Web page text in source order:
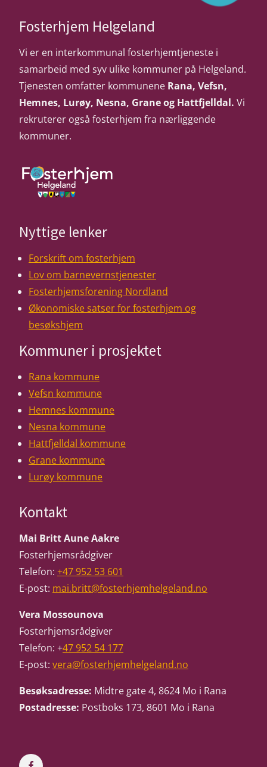
av
siden.
Fosterhjem Helgeland
Vi er en interkommunal fosterhjemtjeneste i
samarbeid med syv ulike kommuner på Helgeland.
Tjenesten omfatter kommunene Rana, Vefsn,
Hemnes, Lurøy, Nesna, Grane og Hattfjelldal. Vi
rekruterer også fosterhjem fra nærliggende
kommuner.
til
hovedinnhold
Nyttige lenker
Forskrift om fosterhjem
Lov om barnevernstjenester
Fosterhjemsforening Nordland
Økonomiske satser for fosterhjem og
besøkshjem
Kommuner i prosjektet
Rana kommune
Vefsn kommune
Hemnes kommune
Nesna kommune
Hattfjelldal kommune
Grane kommune
Lurøy kommune
Kontakt
Mai Britt Aune Aakre
Fosterhjemsrådgiver
Telefon: +47 952 53 601
E-post: mai.britt@fosterhjemhelgeland.no
Vera Mossounova
Fosterhjemsrådgiver
Telefon: +47 952 54 177
E-post: vera@fosterhjemhelgeland.no
Besøksadresse: Midtre gate 4, 8624 Mo i Rana
Postadresse: Postboks 173, 8601 Mo i Rana